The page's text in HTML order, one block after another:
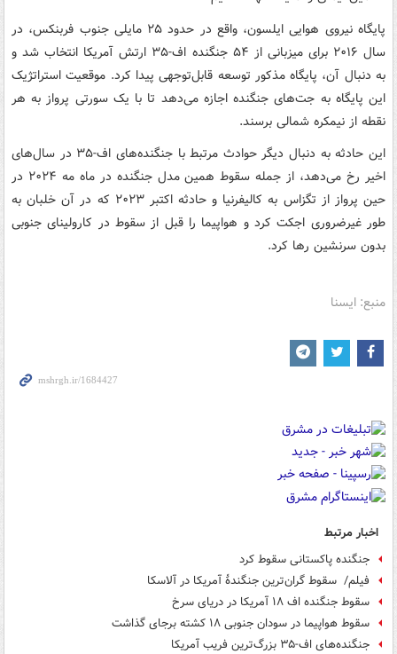
پایگاه نیروی هوایی ایلسون، واقع در حدود ۲۵ مایلی جنوب فربنکس، در
سال ۲۰۱۶ برای میزبانی از ۵۴ جنگنده اف‌-۳۵ ارتش آمریکا انتخاب شد و
به دنبال آن، پایگاه مذکور توسعه قابل‌توجهی پیدا کرد. موقعیت استراتژیک
این پایگاه به جت‌های جنگنده اجازه می‌دهد تا با یک سورتی پرواز به هر
نقطه از نیمکره شمالی برسند.
این حادثه به دنبال دیگر حوادث مرتبط با جنگنده‌های اف-۳۵ در سال‌های
اخیر رخ می‌دهد، از جمله سقوط همین مدل جنگنده در ماه مه ۲۰۲۴ در
حین پرواز از تگزاس به کالیفرنیا و حادثه اکتبر ۲۰۲۳ که در آن خلبان به
طور غیرضروری اجکت کرد و هواپیما را قبل از سقوط در کارولینای جنوبی
بدون سرنشین رها کرد.
منبع: ایسنا
اخبار مرتبط
جنگنده پاکستانی سقوط کرد
فیلم/ سقوط گران‌ترین جنگندهٔ آمریکا در آلاسکا
سقوط جنگنده اف ۱۸ آمریکا در دریای سرخ
سقوط هواپیما در سودان جنوبی ۱۸ کشته برجای گذاشت
جنگنده‌های اف-۳۵ بزرگ‌ترین فریب آمریکا